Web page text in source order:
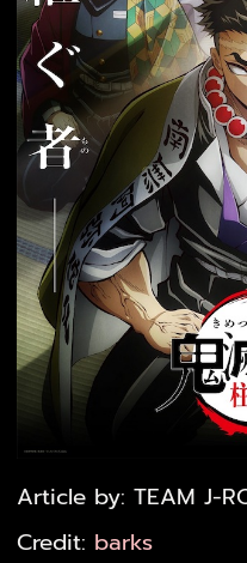
Article by: TEAM J-
Credit: barks